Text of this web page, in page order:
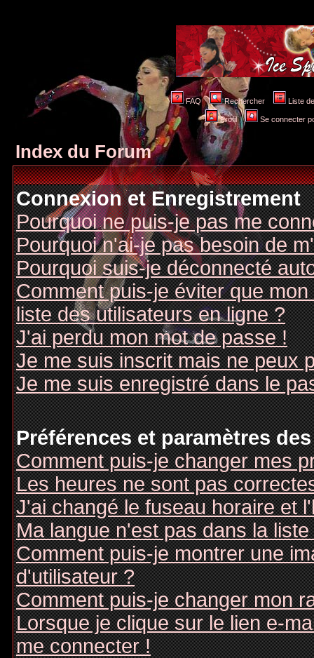
FAQ Rechercher Liste
Profil Se connecter
Index du Forum
Connexion et Enregistrement
Pourquoi ne puis-je pas me
Pourquoi n'ai-je pas besoin de
Pourquoi suis-je déconnecté
Comment puis-je éviter que
liste des utilisateurs en ligne ?
J'ai perdu mon mot de passe !
Je me suis inscrit mais ne peux
Je me suis enregistré dans le
Préférences et paramètres
Comment puis-je changer mes
Les heures ne sont pas
J'ai changé le fuseau horaire et
Ma langue n'est pas dans la liste
Comment puis-je montrer une
d'utilisateur ?
Comment puis-je changer mon
Lorsque je clique sur le lien e-
me connecter !